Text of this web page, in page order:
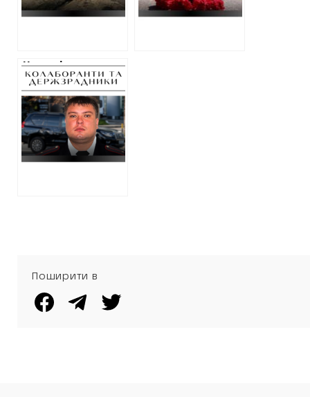
Харкові
Нова підозра для
“начальника
поліції
Харківської
області” при
окупантах Євгена
Лісняка: відібрав
Поширити в